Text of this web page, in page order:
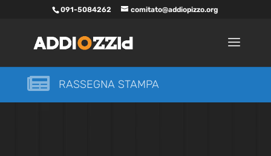
091-5084262 comitato@addiopizzo.org
 RASSEGNA STAMPA